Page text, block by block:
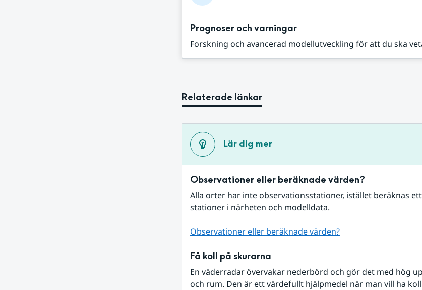
Prognoser och varningar
Forskning och avancerad modellutveckling för att du ska
Relaterade länkar
Lär dig mer
Observationer eller beräknade värden?
Alla orter har inte observationsstationer, istället beräknas
stationer i närheten och modelldata.
Observationer eller beräknade värden?
Få koll på skurarna
En väderradar övervakar nederbörd och gör det med hög
och rum. Den är ett värdefullt hjälpmedel när man vill ha